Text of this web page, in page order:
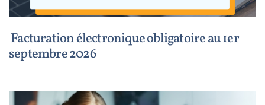
Facturation électronique obligatoire au 1er
septembre 2026